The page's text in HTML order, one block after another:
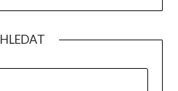
HLEDAT